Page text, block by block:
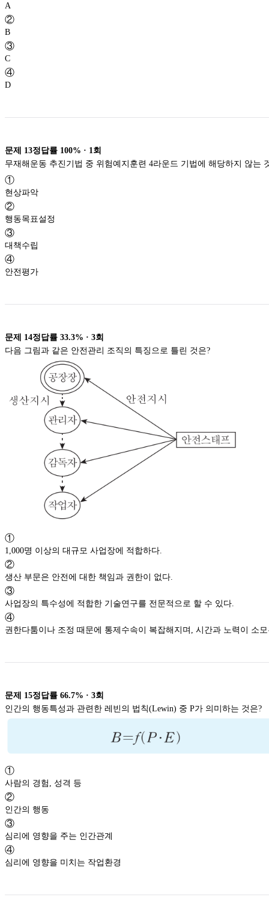
A
②
B
③
C
④
D
문제 13정답률 100% · 1 회
무재해운동 추진기법 중 위험예지훈련 4라운드 기법에 해당하지 않는
①
현상파악
②
행동목표설정
③
대책수립
④
안전평가
문제 14정답률 33.3% · 3회
다음 그림과 같은 안전관리 조직의 특징으로 틀린 것은?
①
1,000명 이상의 대규모 사업장에 적합하다.
②
생산 부문은 안전에 대한 책임과 권한이 없다.
③
사업장의 특수성에 적합한 기술연구를 전문적으로 할 수 있다.
④
권한다툼이나 조정 때문에 통제수속이 복잡해지며, 시간과 노력이 소
문제 15정답률 66.7% · 3회
인간의 행동특성과 관련한 레빈의 법칙(Lewin) 중 P가 의미하는 것은?
①
사람의 경험, 성격 등
②
인간의 행동
③
심리에 영향을 주는 인간관계
④
심리에 영향을 미치는 작업환경